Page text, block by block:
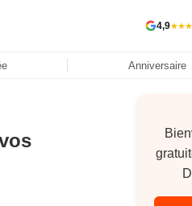
4,9
Anniversaire